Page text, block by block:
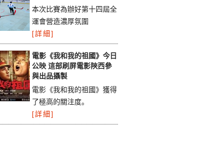
本次比賽為辦好第十四屆全
運會營造濃厚氛圍
[詳細]
電影《我和我的祖國》今日
公映 這部刷屏電影陝西參
與出品攝製
電影《我和我的祖國》獲得
了極高的關注度。
[詳細]